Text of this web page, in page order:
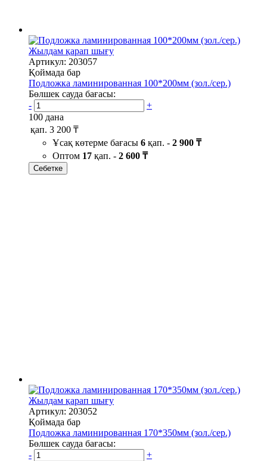
Жылдам қарап шығу
Артикул: 203057
Қоймада бар
Подложка ламинированная 100*200мм (зол./сер.)
Бөлшек сауда бағасы:
-
+
100 дана
қап. 3 200 ₸
Ұсақ көтерме бағасы 6 қап. - 2 900 ₸
Оптом 17 қап. - 2 600 ₸
Себетке
Жылдам қарап шығу
Артикул: 203052
Қоймада бар
Подложка ламинированная 170*350мм (зол./сер.)
Бөлшек сауда бағасы:
-
+